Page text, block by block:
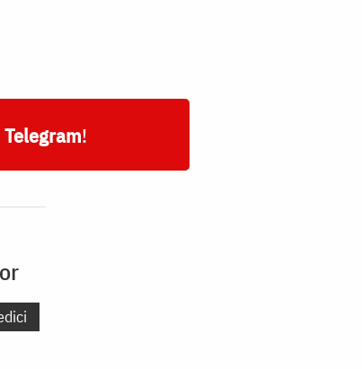
Telegram!